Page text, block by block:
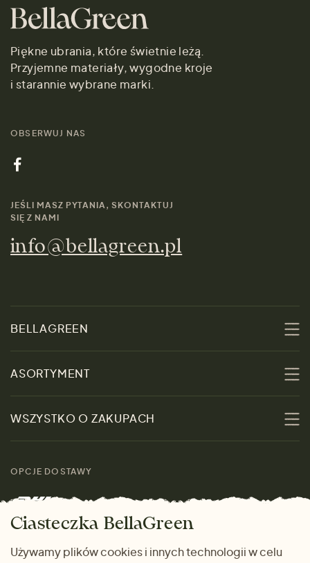
Piękne ubrania, które świetnie leżą.
Przyjemne materiały, wygodne kroje
i starannie wybrane marki.
OBSERWUJ NAS
JEŚLI MASZ PYTANIA, SKONTAKTUJ
SIĘ Z NAMI
info@bellagreen.pl
BELLAGREEN
O nas
Zrównoważoność
Skontaktuj się z nami
Marki
ASORTYMENT
Promocje
Kobiety
Mężczyźni
Dom i wnętrze
Prezenty
WSZYSTKO O ZAKUPACH
rozmiarach
Zwrot towaru
OPCJE DOSTAWY
METODY PŁATNOŚCI
Ciasteczka BellaGreen
Używamy plików cookies i innych technologii w celu